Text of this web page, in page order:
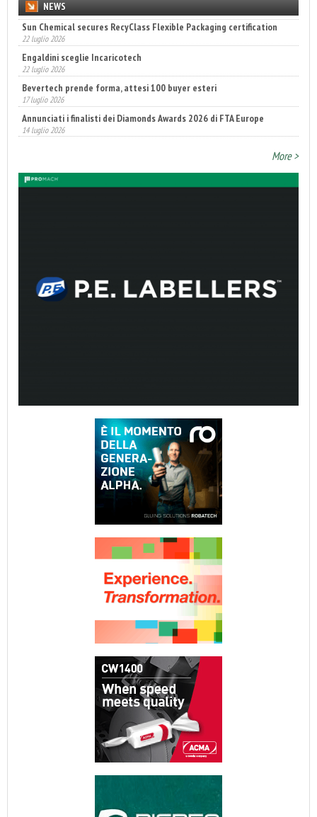
NEWS
Sun Chemical secures RecyClass Flexible Packaging certification
22 luglio 2026
Engaldini sceglie Incaricotech
22 luglio 2026
Bevertech prende forma, attesi 100 buyer esteri
17 luglio 2026
Annunciati i finalisti dei Diamonds Awards 2026 di FTA Europe
14 luglio 2026
More >